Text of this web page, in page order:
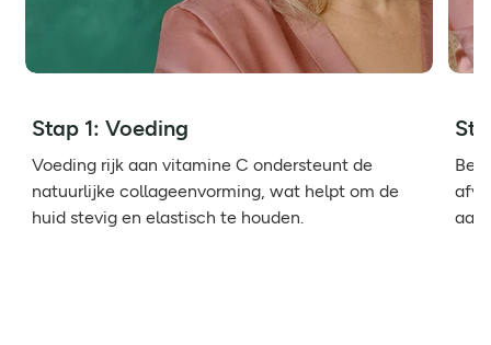
Stap 1: Voeding
Voeding rijk aan vitamine C ondersteunt de
natuurlijke collageenvorming, wat helpt om de
huid stevig en elastisch te houden.
aan